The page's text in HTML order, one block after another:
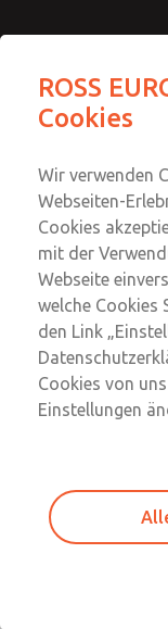
Automatischer
ROSS
Cookies
Wir verwenden
Webseiten-
Cookies
mit der
Webseite
welche Cookies
den Link
Cookies von
Einstellungen